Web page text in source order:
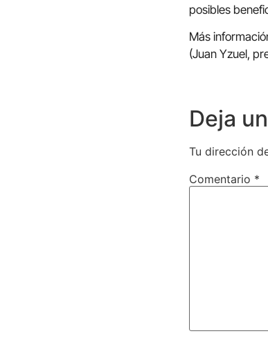
posibles
Más
(Juan Yzuel,
Deja
Tu dirección
Comentario *